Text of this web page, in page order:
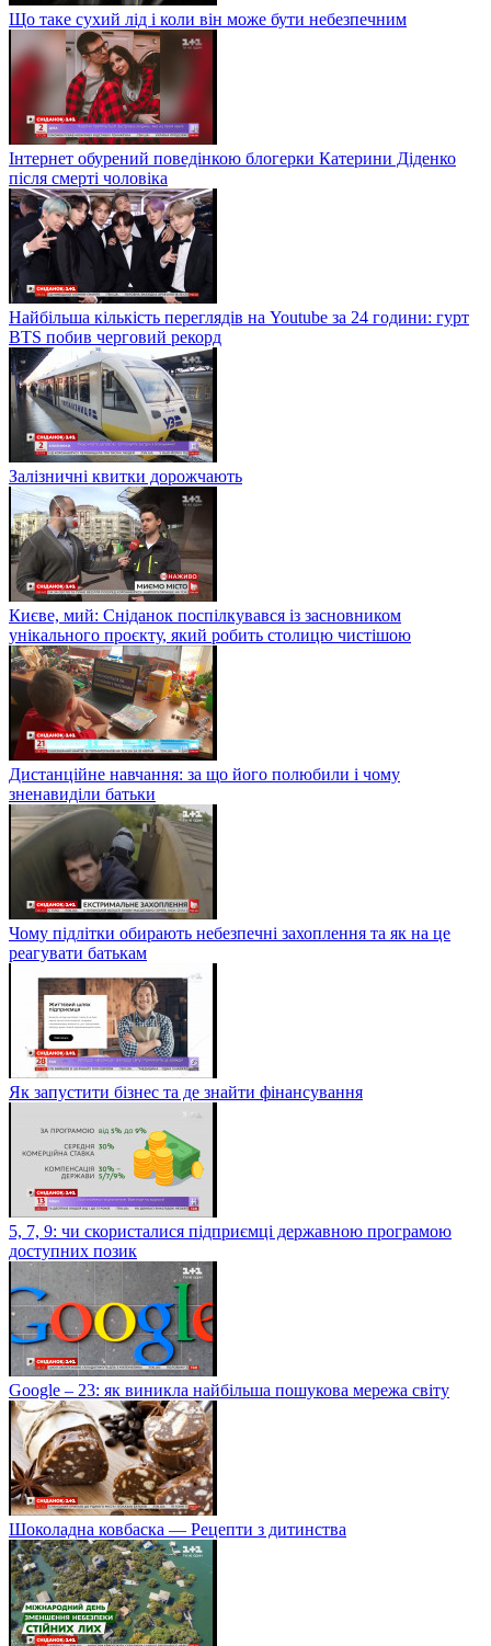
Що таке сухий лід і коли він може бути небезпечним
Інтернет обурений поведінкою блогерки Катерини Діденко
після смерті чоловіка
Найбільша кількість переглядів на Youtube за 24 години: гурт
BTS побив черговий рекорд
Залізничні квитки дорожчають
Києве, мий: Сніданок поспілкувався із засновником
унікального проєкту, який робить столицю чистішою
Дистанційне навчання: за що його полюбили і чому
зненавиділи батьки
Чому підлітки обирають небезпечні захоплення та як на це
реагувати батькам
Як запустити бізнес та де знайти фінансування
5, 7, 9: чи скористалися підприємці державною програмою
доступних позик
Google – 23: як виникла найбільша пошукова мережа світу
Шоколадна ковбаска — Рецепти з дитинства